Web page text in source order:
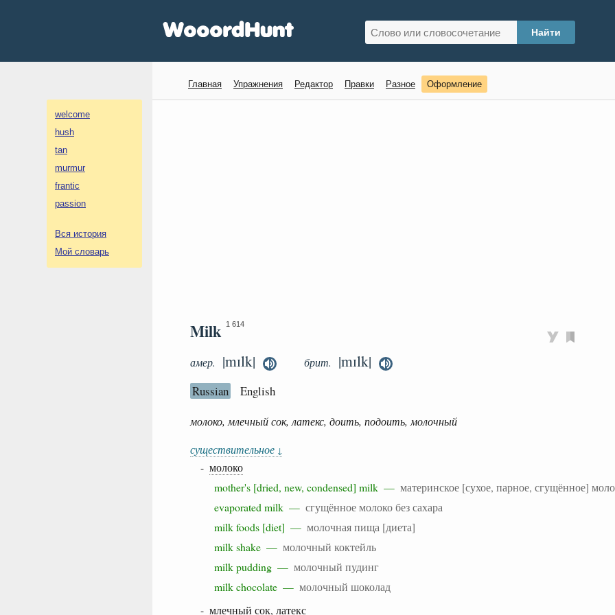
welcome
hush
tan
murmur
frantic
passion
Вся история
Мой словарь
Главная Упражнения Редактор Правки Разное Оформление
Milk 1 614
амер. |mɪlk| брит. |mɪlk|
Russian English
молоко, млечный сок, латекс, доить, подоить, молочный
существительное ↓
- молоко
mother's [dried, new, condensed] milk — материнское [сухое, парное, сгущённое]
evaporated milk — сгущённое молоко без сахара
milk foods [diet] — молочная пища [диета]
milk shake — молочный коктейль
milk pudding — молочный пудинг
milk chocolate — молочный шоколад
- млечный сок, латекс